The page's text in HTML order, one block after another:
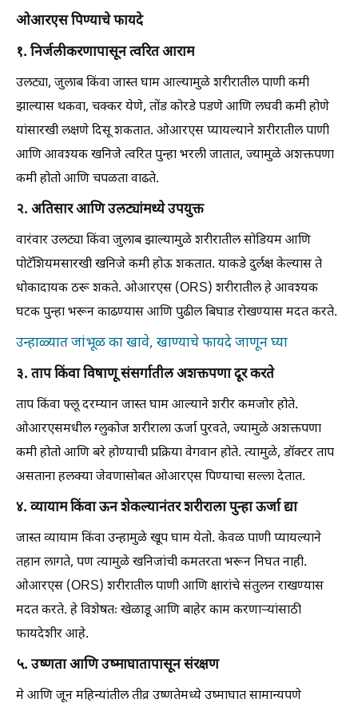
ओआरएस पिण्याचे फायदे
१. निर्जलीकरणापासून त्वरित आराम
उलट्या, जुलाब किंवा जास्त घाम आल्यामुळे शरीरातील पाणी कमी
झाल्यास थकवा, चक्कर येणे, तोंड कोरडे पडणे आणि लघवी कमी होणे
यांसारखी लक्षणे दिसू शकतात. ओआरएस प्यायल्याने शरीरातील पाणी
आणि आवश्यक खनिजे त्वरित पुन्हा भरली जातात, ज्यामुळे अशक्तपणा
कमी होतो आणि चपळता वाढते.
२. अतिसार आणि उलट्यांमध्ये उपयुक्त
वारंवार उलट्या किंवा जुलाब झाल्यामुळे शरीरातील सोडियम आणि
पोटॅशियमसारखी खनिजे कमी होऊ शकतात. याकडे दुर्लक्ष केल्यास ते
धोकादायक ठरू शकते. ओआरएस (ORS) शरीरातील हे आवश्यक
घटक पुन्हा भरून काढण्यास आणि पुढील बिघाड रोखण्यास मदत करते.
उन्हाळ्यात जांभूळ का खावे, खाण्याचे फायदे जाणून घ्या
३. ताप किंवा विषाणू संसर्गातील अशक्तपणा दूर करते
ताप किंवा फ्लू दरम्यान जास्त घाम आल्याने शरीर कमजोर होते.
ओआरएसमधील ग्लुकोज शरीराला ऊर्जा पुरवते, ज्यामुळे अशक्तपणा
कमी होतो आणि बरे होण्याची प्रक्रिया वेगवान होते. त्यामुळे, डॉक्टर ताप
असताना हलक्या जेवणासोबत ओआरएस पिण्याचा सल्ला देतात.
४. व्यायाम किंवा ऊन शेकल्यानंतर शरीराला पुन्हा ऊर्जा द्या
जास्त व्यायाम किंवा उन्हामुळे खूप घाम येतो. केवळ पाणी प्यायल्याने
तहान लागते, पण त्यामुळे खनिजांची कमतरता भरून निघत नाही.
ओआरएस (ORS) शरीरातील पाणी आणि क्षारांचे संतुलन राखण्यास
मदत करते. हे विशेषतः खेळाडू आणि बाहेर काम करणाऱ्यांसाठी
फायदेशीर आहे.
५. उष्णता आणि उष्माघातापासून संरक्षण
मे आणि जून महिन्यांतील तीव्र उष्णतेमध्ये उष्माघात सामान्यपणे